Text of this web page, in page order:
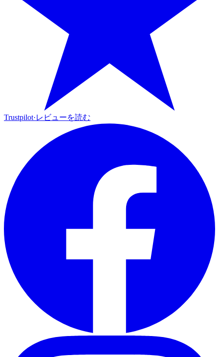
Trustpilot·レビューを読む